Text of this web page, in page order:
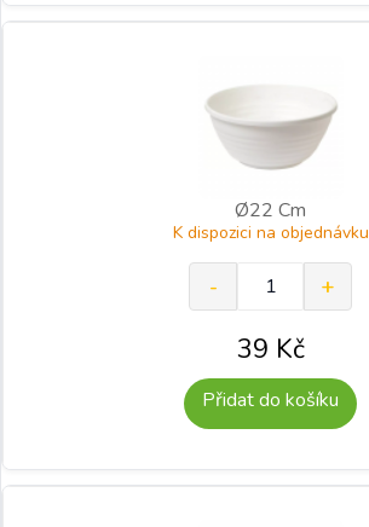
Ø22 Cm
K dispozici na objednávku
39 Kč
Přidat do košíku